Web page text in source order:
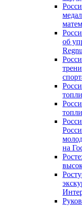
об
на